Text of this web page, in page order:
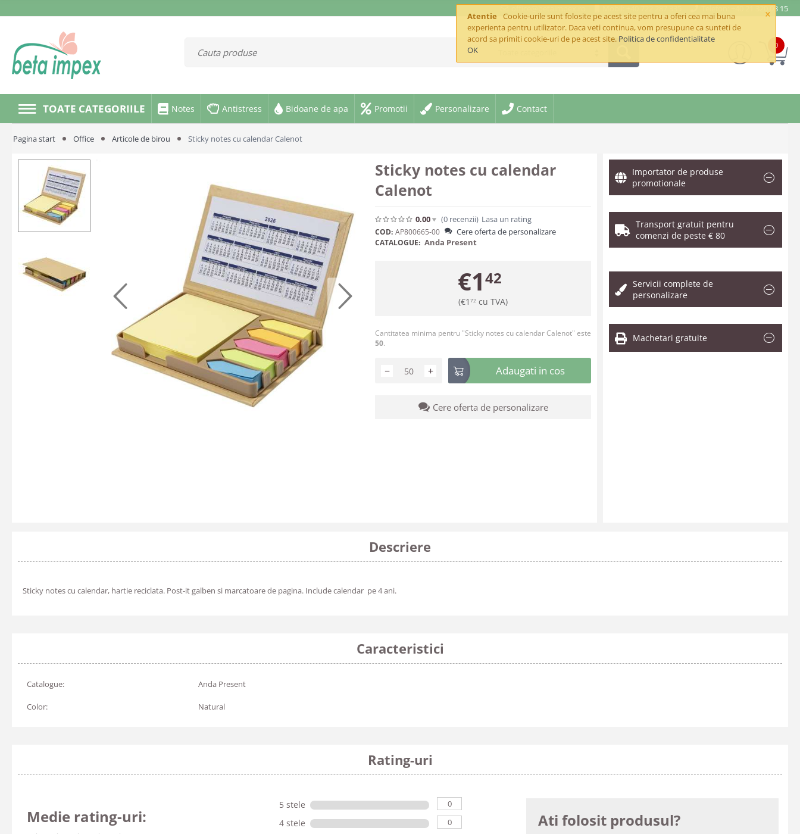
×
Atentie
Cookie-urile sunt folosite pe acest site pentru a oferi cea mai buna
experienta pentru utilizator. Daca veti continua, vom presupune ca sunteti de
acord sa primiti cookie-uri de pe acest site. Politica de confidentialitate
OK
office@betaimpex.ro Mobil: +40 722 287 335 Telefon: +40 21 320 03 15
0
TOATE CATEGORIILE Notes Antistress Bidoane de apa Promotii Personalizare Contact
Pagina start Office Articole de birou Sticky notes cu calendar Calenot
Sticky notes cu calendar
Calenot
0.00 (0 recenzii) Lasa un rating
COD: AP800665-00 Cere oferta de personalizare
CATALOGUE: Anda Present
€142
(€1 72 cu TVA)
Cantitatea minima pentru "Sticky notes cu calendar Calenot" este
50.
+
− Adaugati in cos
Cere oferta de personalizare
Importator de produse
promotionale
Transport gratuit pentru
comenzi de peste € 80
Servicii complete de
personalizare
Machetari gratuite
Descriere
Sticky notes cu calendar, hartie reciclata. Post-it galben si marcatoare de pagina. Include calendar pe 4 ani.
Caracteristici
Catalogue: Anda Present
Color: Natural
Rating-uri
Medie rating-uri:
5 stele 0
4 stele 0 Ati folosit produsul?